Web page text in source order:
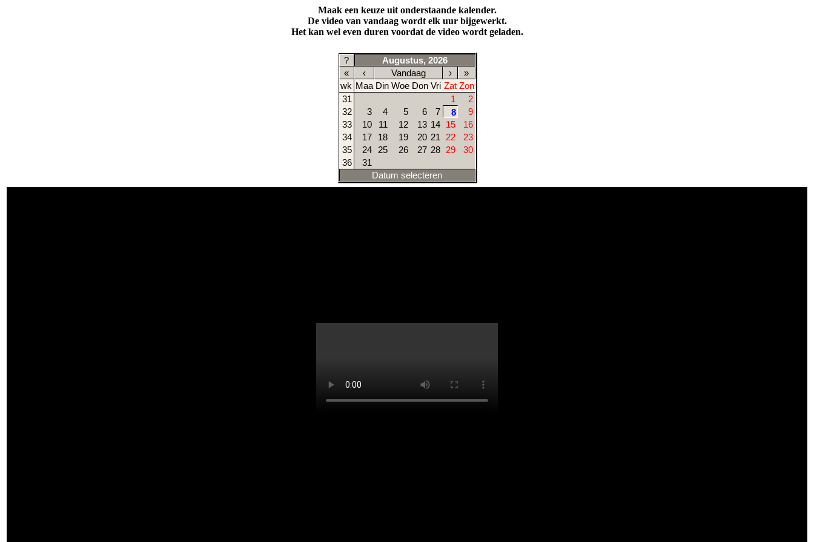
Maak een keuze uit onderstaande kalender.
De video van vandaag wordt elk uur bijgewerkt.
Het kan wel even duren voordat de video wordt geladen.
?
Augustus, 2026
«
‹ Vandaag ›
»
wk Maa Din Woe Don Vri Zat Zon
31
1
2
32
3 4 5 6 7 8
9
33
10 11 12 13 14 15
16
34
17 18 19 20 21 22
23
35
24 25 26 27 28 29
30
36
31
Datum selecteren